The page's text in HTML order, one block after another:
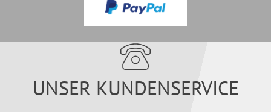
UNSER KUNDENSERVICE